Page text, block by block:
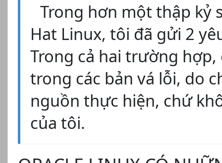
Trong hơn một thập kỷ
Hat Linux, tôi đã gửi 2
Trong cả hai trường
trong các bản vá lỗi, do
nguồn thực hiện, chứ
của tôi.